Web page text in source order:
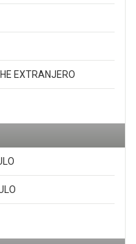
EXTRANJERO